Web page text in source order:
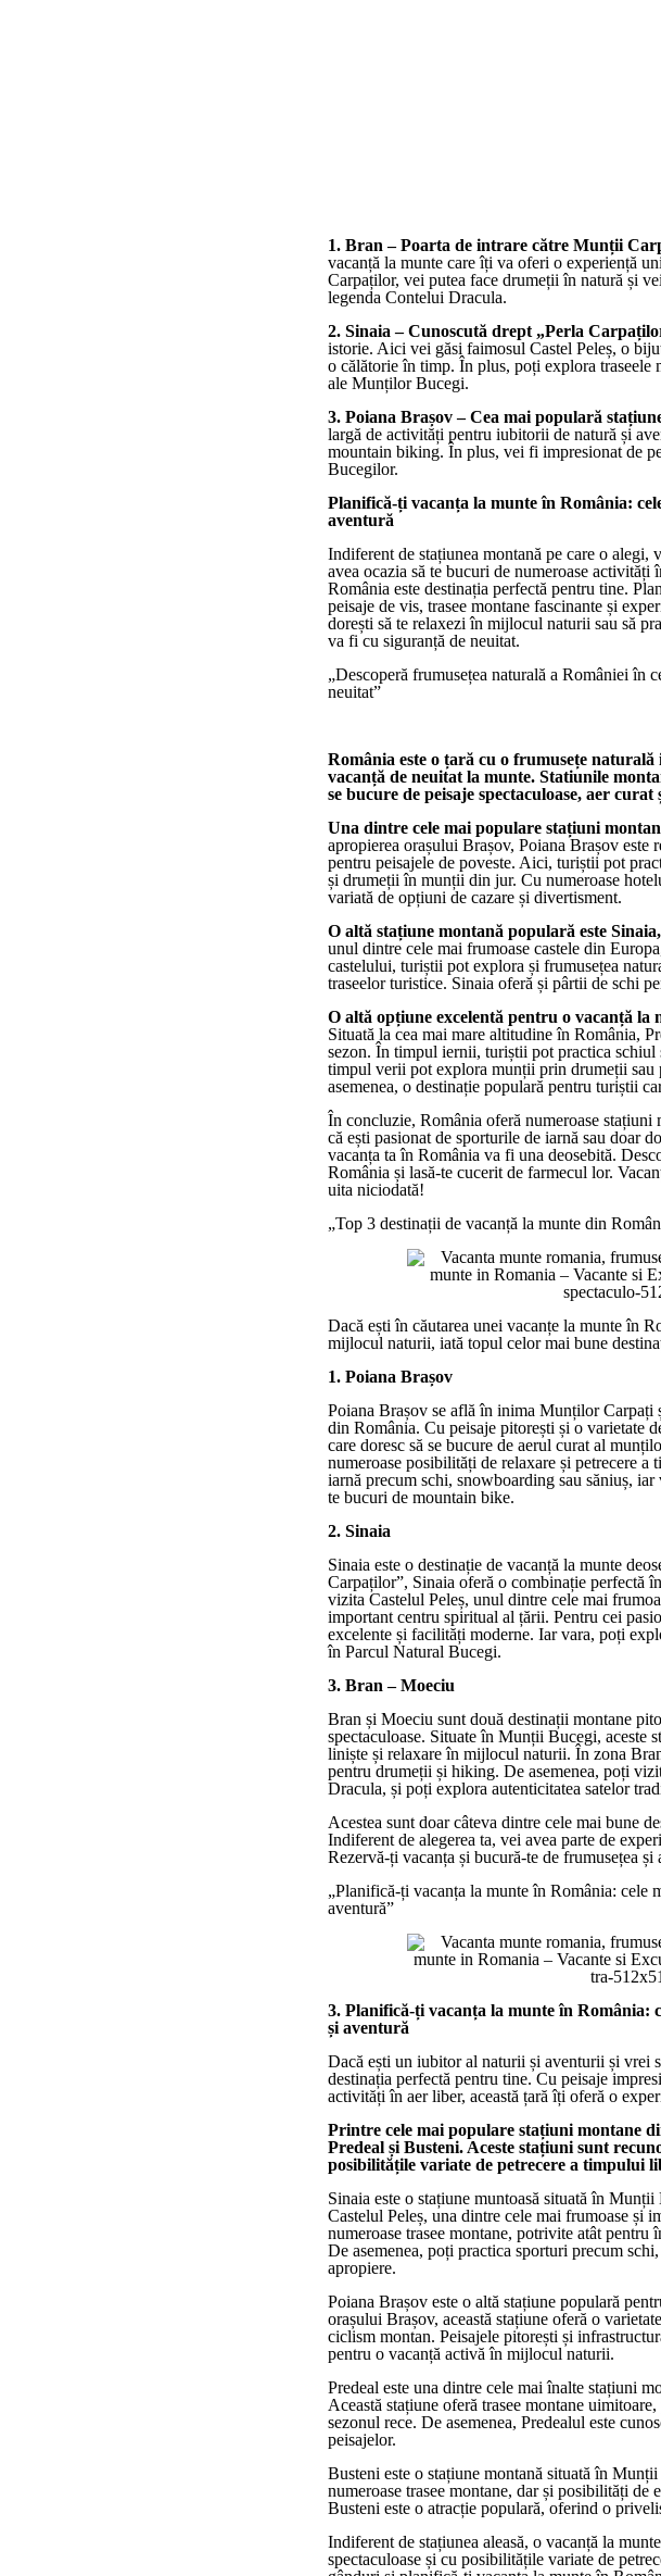
1. Bran – Poarta de intrare către Munții
vacanță la munte care îți va oferi o experiență
Carpaților, vei putea face drumeții în natură și
legenda Contelui Dracula.
2. Sinaia – Cunoscută drept „Perla
istorie. Aici vei găsi faimosul Castel Peleș, o
o călătorie în timp. În plus, poți explora traseele
ale Munților Bucegi.
3. Poiana Brașov – Cea mai populară
largă de activități pentru iubitorii de natură și
mountain biking. În plus, vei fi impresionat de
Bucegilor.
Planifică-ți vacanța la munte în România:
aventură
Indiferent de stațiunea montană pe care o
avea ocazia să te bucuri de numeroase
România este destinația perfectă pentru tine.
peisaje de vis, trasee montane fascinante și
dorești să te relaxezi în mijlocul naturii sau să
va fi cu siguranță de neuitat.
„Descoperă frumusețea naturală a României în
neuitat”
România este o țară cu o frumusețe
vacanță de neuitat la munte. Statiunile
se bucure de peisaje spectaculoase, aer
Una dintre cele mai populare stațiuni
apropierea orașului Brașov, Poiana Brașov este
pentru peisajele de poveste. Aici, turiștii pot
și drumeții în munții din jur. Cu numeroase
variată de opțiuni de cazare și divertisment.
O altă stațiune montană populară este
unul dintre cele mai frumoase castele din
castelului, turiștii pot explora și frumusețea
traseelor turistice. Sinaia oferă și pârtii de schi
O altă opțiune excelentă pentru o vacanță la
Situată la cea mai mare altitudine în România,
sezon. În timpul iernii, turiștii pot practica
timpul verii pot explora munții prin drumeții sau
asemenea, o destinație populară pentru turiștii
În concluzie, România oferă numeroase stațiuni
că ești pasionat de sporturile de iarnă sau doar
vacanța ta în România va fi una deosebită.
România și lasă-te cucerit de farmecul lor.
uita niciodată!
„Top 3 destinații de vacanță la munte din
Dacă ești în căutarea unei vacanțe la munte în
mijlocul naturii, iată topul celor mai bune
1. Poiana Brașov
Poiana Brașov se află în inima Munților Carpați
din România. Cu peisaje pitorești și o varietate
care doresc să se bucure de aerul curat al
numeroase posibilități de relaxare și petrecere
iarnă precum schi, snowboarding sau săniuș,
te bucuri de mountain bike.
2. Sinaia
Sinaia este o destinație de vacanță la munte
Carpaților”, Sinaia oferă o combinație perfectă
vizita Castelul Peleș, unul dintre cele mai
important centru spiritual al țării. Pentru cei
excelente și facilități moderne. Iar vara, poți
în Parcul Natural Bucegi.
3. Bran – Moeciu
Bran și Moeciu sunt două destinații montane
spectaculoase. Situate în Munții Bucegi, aceste
liniște și relaxare în mijlocul naturii. În zona
pentru drumeții și hiking. De asemenea, poți
Dracula, și poți explora autenticitatea satelor
Acestea sunt doar câteva dintre cele mai bune
Indiferent de alegerea ta, vei avea parte de
Rezervă-ți vacanța și bucură-te de frumusețea
„Planifică-ți vacanța la munte în România: cele
aventură”
3. Planifică-ți vacanța la munte în
și aventură
Dacă ești un iubitor al naturii și aventurii și vrei
destinația perfectă pentru tine. Cu peisaje
activități în aer liber, această țară îți oferă o
Printre cele mai populare stațiuni montane
Predeal și Busteni. Aceste stațiuni sunt
posibilitățile variate de petrecere a timpului
Sinaia este o stațiune muntoasă situată în
Castelul Peleș, una dintre cele mai frumoase și
numeroase trasee montane, potrivite atât
De asemenea, poți practica sporturi precum
apropiere.
Poiana Brașov este o altă stațiune populară
orașului Brașov, această stațiune oferă o
ciclism montan. Peisajele pitorești și
pentru o vacanță activă în mijlocul naturii.
Predeal este una dintre cele mai înalte stațiuni
Această stațiune oferă trasee montane
sezonul rece. De asemenea, Predealul este
peisajelor.
Busteni este o stațiune montană situată în
numeroase trasee montane, dar și posibilități de
Busteni este o atracție populară, oferind o
Indiferent de stațiunea aleasă, o vacanță la
spectaculoase și cu posibilitățile variate de